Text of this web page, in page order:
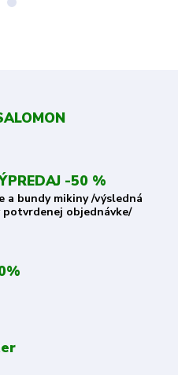
-50 %
a bundy mikiny /výsledná
potvrdenej objednávke/